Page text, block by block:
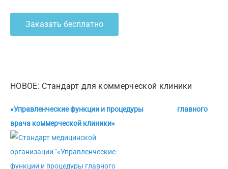
Заказать бесплатно
НОВОЕ: Стандарт для коммерческой клиники
«Управленческие функции и процедуры главного
врача коммерческой клиники»